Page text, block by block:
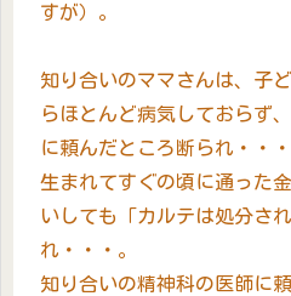
すが）。
知り合いのママさんは、子
らほとんど病気しておらず
に頼んだところ断られ・・・
生まれてすぐの頃に通った
いしても「カルテは処分さ
れ・・・。
知り合いの精神科の医師に